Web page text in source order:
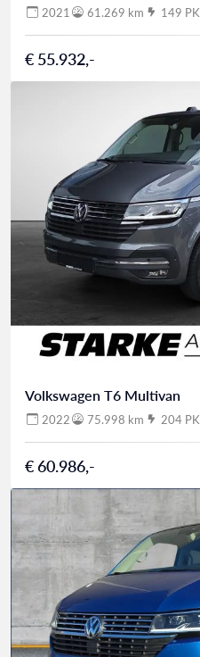
2021 61.269 km 149 PK
€ 55.932,-
Volkswagen T6 Multivan
2022 75.998 km 204 PK
€ 60.986,-